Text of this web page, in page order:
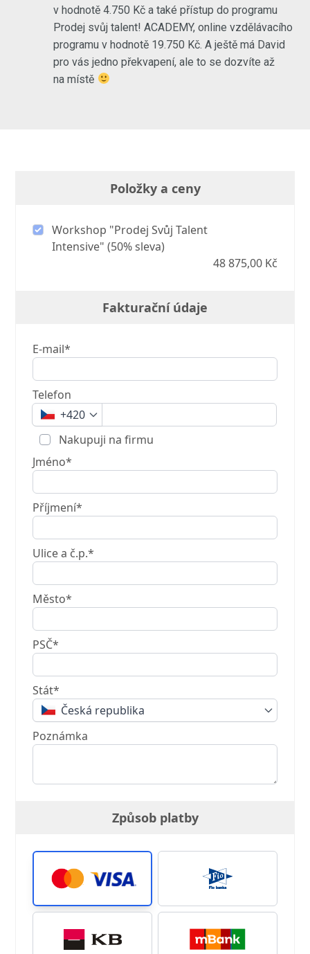
v hodnotě 4.750 Kč a také přístup do programu
Prodej svůj talent! ACADEMY, online vzdělávacího
programu v hodnotě 19.750 Kč. A ještě má David
pro vás jedno překvapení, ale to se dozvíte až
na místě
Položky a ceny
Workshop "Prodej Svůj Talent
Intensive" (50% sleva)
48 875,00 Kč
Fakturační údaje
E-mail*
Telefon
+420
Nakupuji na firmu
Jméno*
Příjmení*
Ulice a č.p.*
Město*
PSČ*
Stát*
Česká republika
Poznámka
Způsob platby